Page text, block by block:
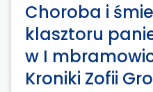
Choroba i
klasztoru
w I
Kroniki Zofii